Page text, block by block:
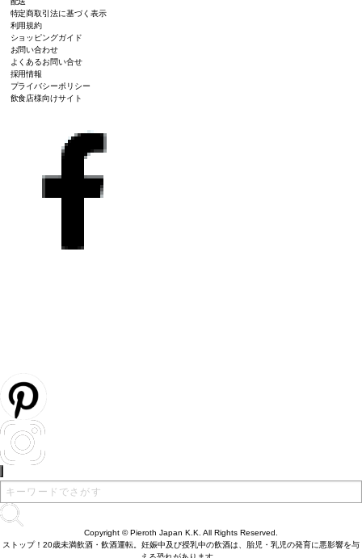
特定商取引法に基づく表示
利用規約
ショッピングガイド
お問い合わせ
よくあるお問い合せ
採用情報
プライバシーポリシー
飲食店様向けサイト
Copyright © Pieroth Japan K.K. All Rights Reserved.
ストップ！20歳未満飲酒・飲酒運転。妊娠中及び授乳中の飲酒は、胎児・乳児の発育に悪影響を与